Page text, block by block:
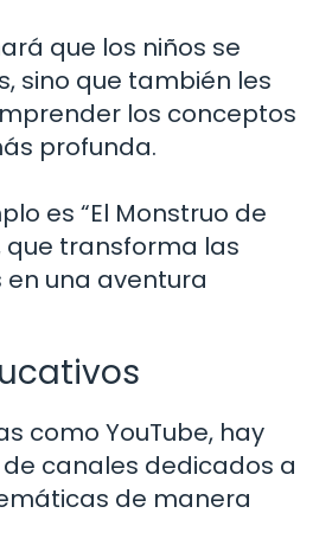
que los niños se
sino que también les
los conceptos
profunda.
es “El Monstruo de
que transforma las
una aventura
como YouTube, hay
canales dedicados a
de manera